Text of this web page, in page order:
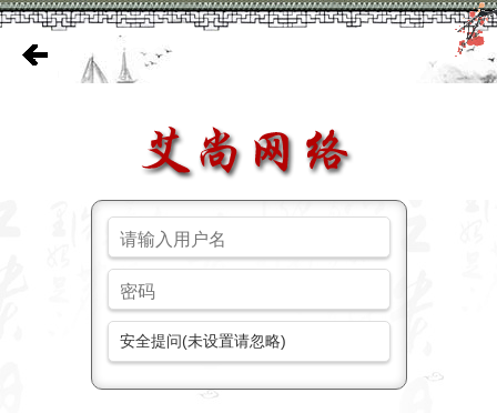
安全提问(未设置请忽略)